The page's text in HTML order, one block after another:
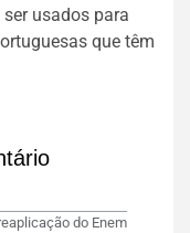
usados para
que têm
do Enem